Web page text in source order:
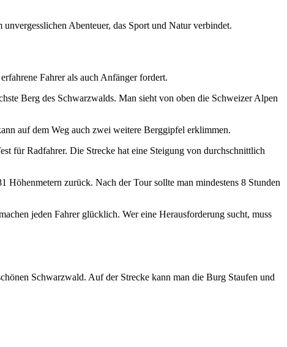
Abenteuer, das Sport und Natur verbindet.
Fahrer als auch Anfänger fordert.
Berg des Schwarzwalds. Man sieht von oben die Schweizer Alpen
auf dem Weg auch zwei weitere Berggipfel erklimmen.
für Radfahrer. Die Strecke hat eine Steigung von durchschnittlich
zurück. Nach der Tour sollte man mindestens 8 Stunden
jeden Fahrer glücklich. Wer eine Herausforderung sucht, muss
Schwarzwald. Auf der Strecke kann man die Burg Staufen und